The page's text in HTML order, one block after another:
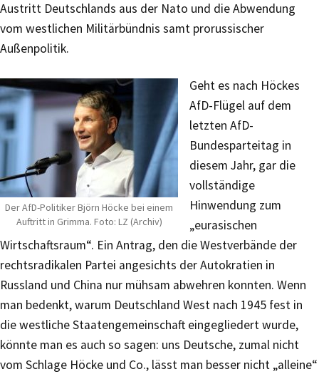
Austritt Deutschlands aus der Nato und die Abwendung
vom westlichen Militärbündnis samt prorussischer
Außenpolitik.
Der AfD-Politiker Björn Höcke bei einem
Auftritt in Grimma. Foto: LZ (Archiv)
Geht es nach Höckes
AfD-Flügel auf dem
letzten AfD-
Bundesparteitag in
diesem Jahr, gar die
vollständige
Hinwendung zum
„eurasischen
Wirtschaftsraum“. Ein Antrag, den die Westverbände der
rechtsradikalen Partei angesichts der Autokratien in
Russland und China nur mühsam abwehren konnten. Wenn
man bedenkt, warum Deutschland West nach 1945 fest in
die westliche Staatengemeinschaft eingegliedert wurde,
könnte man es auch so sagen: uns Deutsche, zumal nicht
vom Schlage Höcke und Co., lässt man besser nicht „alleine“